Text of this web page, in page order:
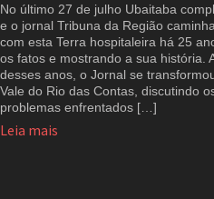
No último 27 de julho Ubaitaba
e o jornal Tribuna da Região
com esta Terra hospitaleira há 25
os fatos e mostrando a sua história.
desses anos, o Jornal se
Vale do Rio das Contas, discutindo
problemas enfrentados […]
Leia mais